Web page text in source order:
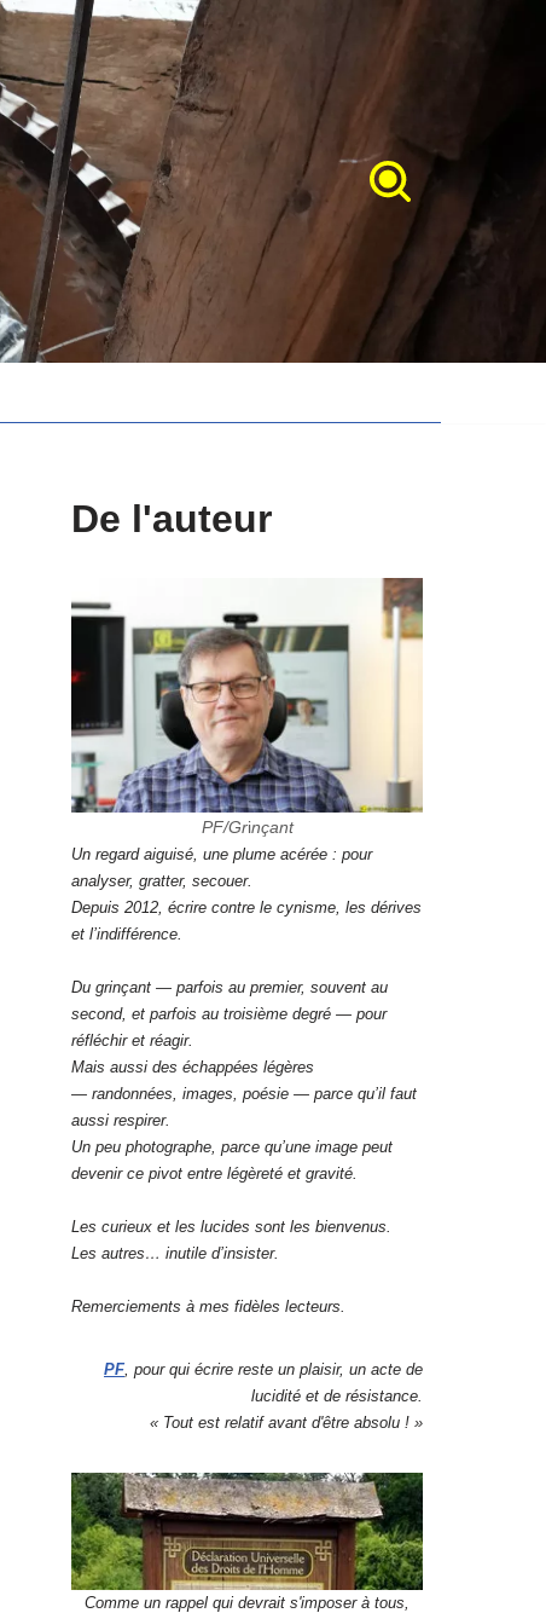
De l'auteur
PF/Grinçant
Un regard aiguisé, une plume acérée : pour
analyser, gratter, secouer.
Depuis 2012, écrire contre le cynisme, les dérives
et l’indifférence.
Du grinçant — parfois au premier, souvent au
second, et parfois au troisième degré — pour
réfléchir et réagir.
Mais aussi des échappées légères
— randonnées, images, poésie — parce qu’il faut
aussi respirer.
Un peu photographe, parce qu’une image peut
devenir ce pivot entre légèreté et gravité.
Les curieux et les lucides sont les bienvenus.
Les autres… inutile d’insister.
Remerciements à mes fidèles lecteurs.
PF, pour qui écrire reste un plaisir, un acte de
lucidité et de résistance.
« Tout est relatif avant d'être absolu ! »
Comme un rappel qui devrait s'imposer à tous,